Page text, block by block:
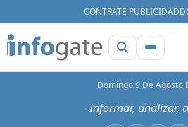
CONTRATE PUBLICIDAD
Domingo 9 De Agosto
Informar, analizar,